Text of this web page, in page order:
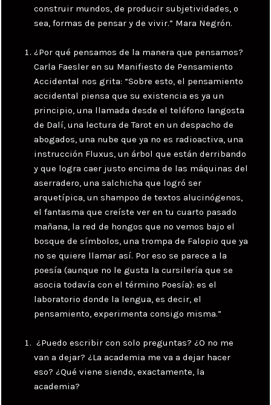
construir mundos, de producir subjetividades, o
sea, formas de pensar y de vivir.” Mara Negrón.
¿Por qué pensamos de la manera que pensamos?
Carla Faesler en su Manifiesto de Pensamiento
Accidental nos grita: “Sobre esto, el pensamiento
accidental piensa que su existencia es ya un
principio, una llamada desde el teléfono langosta
de Dalí, una lectura de Tarot en un despacho de
abogados, una nube que ya no es radioactiva, una
instrucción Fluxus, un árbol que están derribando
y que logra caer justo encima de las máquinas del
aserradero, una salchicha que logró ser
arquetípica, un shampoo de textos alucinógenos,
el fantasma que creíste ver en tu cuarto pasado
mañana, la red de hongos que no vemos bajo el
bosque de símbolos, una trompa de Falopio que ya
no se quiere llamar así. Por eso se parece a la
poesía (aunque no le gusta la cursilería que se
asocia todavía con el término Poesía): es el
laboratorio donde la lengua, es decir, el
pensamiento, experimenta consigo misma.”
¿Puedo escribir con solo preguntas? ¿O no me
van a dejar? ¿La academia me va a dejar hacer
eso? ¿Qué viene siendo, exactamente, la
academia?